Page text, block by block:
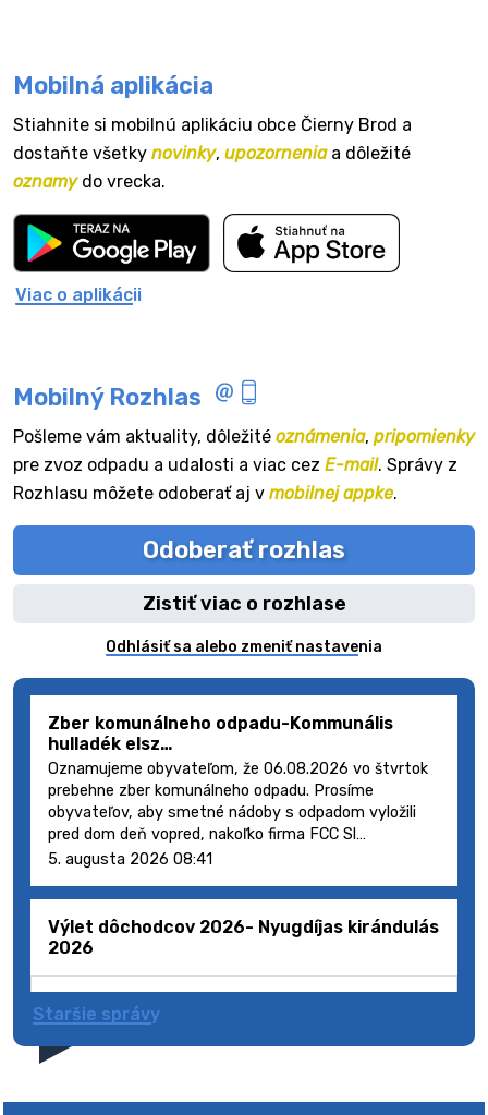
Mobilná aplikácia
Stiahnite si mobilnú aplikáciu obce Čierny Brod a
dostaňte všetky novinky, upozorneniaa dôležité
oznamydo vrecka.
Viac o aplikácii
Mobilný Rozhlas
Pošleme vám aktuality, dôležité oznámenia, pripomienky
pre zvoz odpadu a udalosti a viac cez E-mail. Správy z
Rozhlasu môžete odoberať aj v mobilnej appke.
Odoberať rozhlas
Zistiť viac o rozhlase
Odhlásiť sa alebo zmeniť nastavenia
Zber komunálneho odpadu-Kommunális
hulladék elsz…
Oznamujeme obyvateľom, že 06.08.2026 vo štvrtok
prebehne zber komunálneho odpadu. Prosíme
obyvateľov, aby smetné nádoby s odpadom vyložili
pred dom deň vopred, nakoľko firma FCC Sl…
5. augusta 2026 08:41
Výlet dôchodcov 2026- Nyugdíjas kirándulás
2026
Staršie správy